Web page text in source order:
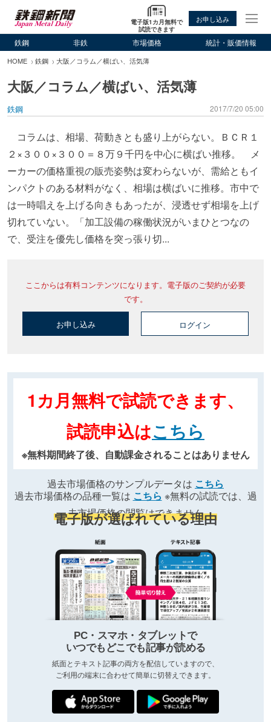
電子版1カ月無料で
試読できます
お申し込み
鉄鋼 非鉄 市場価格 統計・販価情報
HOME 鉄鋼 大阪／コラム／横ばい、活気薄
大阪／コラム／横ばい、活気薄
鉄鋼 2017/7/20 05:00
コラムは、相場、荷動きとも盛り上がらない。ＢＣＲ１
２×３００×３００＝８万９千円を中心に横ばい推移。 メ
ーカーの価格重視の販売姿勢は変わらないが、需給ともイ
ンパクトのある材料がなく、相場は横ばいに推移。市中で
は一時唱えを上げる向きもあったが、浸透せず相場を上げ
切れていない。「加工設備の稼働状況がいまひとつなの
で、受注を優先し価格を突っ張り切...
ここからは有料コンテンツになります。電子版のご契約が必要
です。
お申し込み ログイン
1カ月無料で試読できます、
試読申込はこちら
※無料期間終了後、自動課金されることはありません
過去市場価格のサンプルデータは こちら
過去市場価格の品種一覧は こちら ※無料の試読では、過
去市場価格の閲覧はできません
電子版が選ばれている理由
PC・スマホ・タブレットで
いつでもどこでも記事が読める
紙面とテキスト記事の両方を配信していますので、
ご利用の端末に合わせて簡単に切替えできます。